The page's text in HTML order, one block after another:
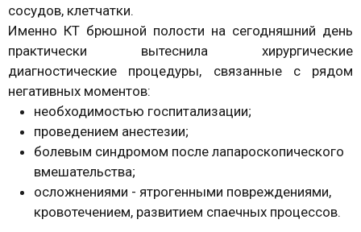
сосудов, клетчатки.
Именно КТ брюшной полости на сегодняшний день
практически вытеснила хирургические
диагностические процедуры, связанные с рядом
негативных моментов:
необходимостью госпитализации;
проведением анестезии;
болевым синдромом после лапароскопического
вмешательства;
осложнениями - ятрогенными повреждениями,
кровотечением, развитием спаечных процессов.